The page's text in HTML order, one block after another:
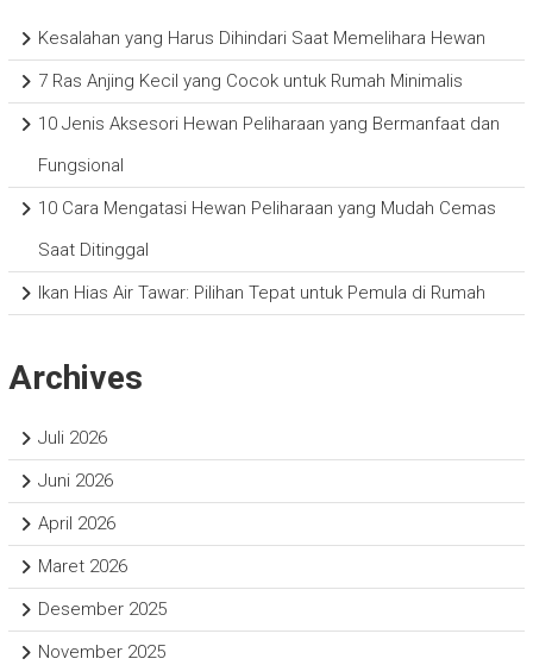
Kesalahan yang Harus Dihindari Saat Memelihara Hewan
7 Ras Anjing Kecil yang Cocok untuk Rumah Minimalis
10 Jenis Aksesori Hewan Peliharaan yang Bermanfaat dan
Fungsional
10 Cara Mengatasi Hewan Peliharaan yang Mudah Cemas
Saat Ditinggal
Ikan Hias Air Tawar: Pilihan Tepat untuk Pemula di Rumah
Archives
Juli 2026
Juni 2026
April 2026
Maret 2026
Desember 2025
November 2025